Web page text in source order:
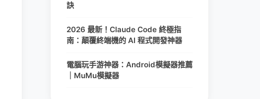
訣
2026 最新！Claude Code 終極指
南：顛覆終端機的 AI 程式開發神器
電腦玩手游神器：Android模擬器推薦
｜MuMu模擬器